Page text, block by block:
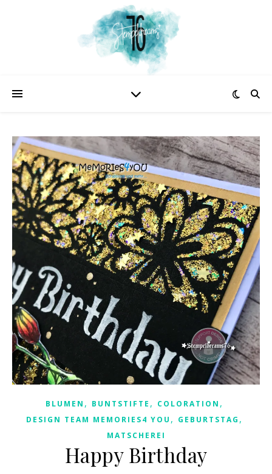
BLUMEN , BUNTSTIFTE , COLORATION ,
DESIGN TEAM MEMORIES4 YOU , GEBURTSTAG ,
MATSCHEREI
Happy Birthday